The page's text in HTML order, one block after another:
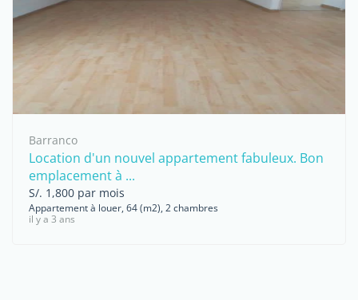
Barranco
Location d'un nouvel appartement fabuleux. Bon
emplacement à ...
S/. 1,800 par mois
Appartement à louer, 64 (m2), 2 chambres
il y a 3 ans